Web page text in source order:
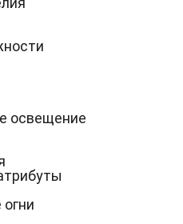
освещение